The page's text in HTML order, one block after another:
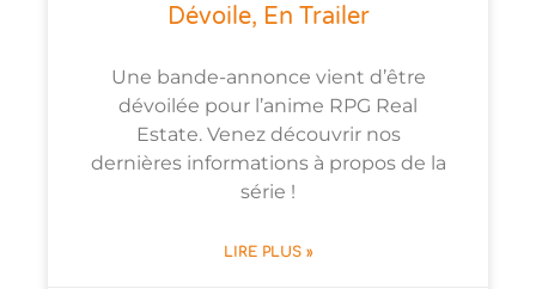
Dévoile, En Trailer
Une bande-annonce vient d’être
dévoilée pour l’anime RPG Real
Estate. Venez découvrir nos
dernières informations à propos de la
série !
LIRE PLUS »